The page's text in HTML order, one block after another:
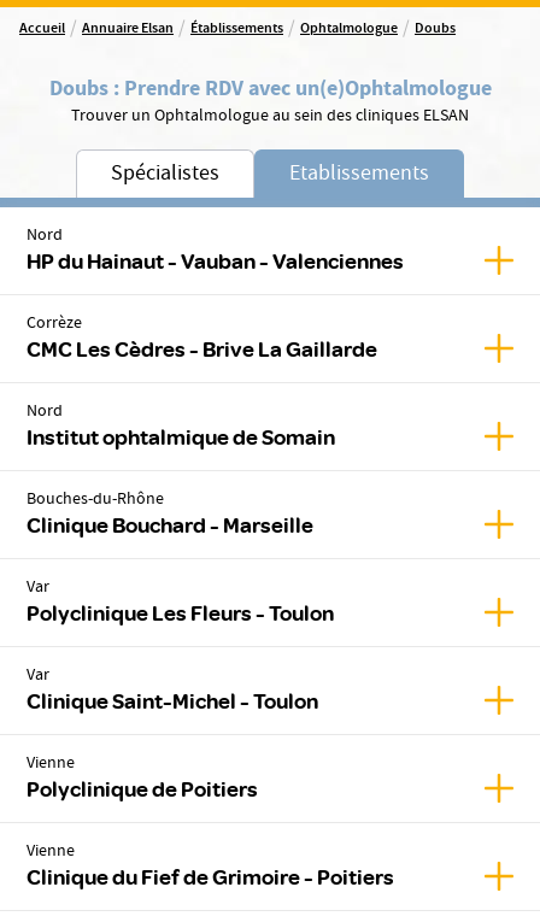
Accueil / Annuaire Elsan / Établissements / Ophtalmologue / Doubs
Doubs: Prendre RDV avec un(e)Ophtalmologue
Trouver un Ophtalmologue au sein des cliniques ELSAN
Spécialistes Etablissements
Nord
HP du Hainaut - Vauban - Valenciennes
Corrèze
CMC Les Cèdres - Brive La Gaillarde
Nord
Institut ophtalmique de Somain
Bouches-du-Rhône
Clinique Bouchard - Marseille
Var
Polyclinique Les Fleurs - Toulon
Var
Clinique Saint-Michel - Toulon
Vienne
Polyclinique de Poitiers
Vienne
Clinique du Fief de Grimoire - Poitiers